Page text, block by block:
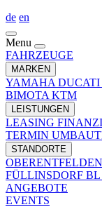
de en
Menu
FAHRZEUGE
MARKEN
YAMAHA DUCATI
BIMOTA KTM
LEISTUNGEN
LEASING
TERMIN
STANDORTE
FÜLLINSDORF BL
ANGEBOTE
EVENTS